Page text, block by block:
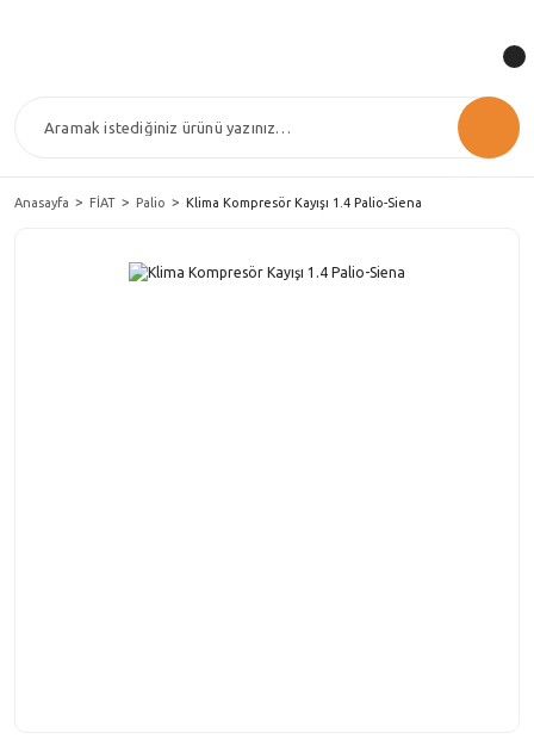
Anasayfa FİAT Palio Klima Kompresör Kayışı 1.4 Palio-Siena